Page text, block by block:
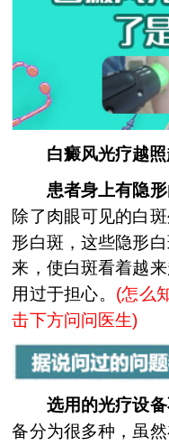
白癜风光疗越
患者身上有隐
除了肉眼可见的白
形白斑，这些隐形
来，使白斑看着越
用过于担心。 (怎么
击下方问问医生)
选用的光疗设
备分为很多种，虽